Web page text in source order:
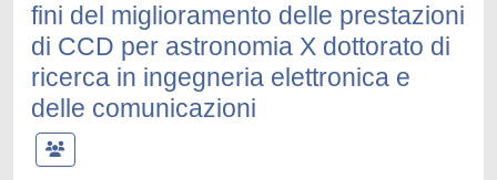
fini del miglioramento delle prestazioni
di CCD per astronomia X dottorato di
ricerca in ingegneria elettronica e
delle comunicazioni